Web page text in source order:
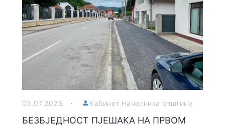
03.07.2026. Кабинет Начелника општине
БЕЗБЈЕДНОСТ ПЈЕШАКА НА ПРВОМ